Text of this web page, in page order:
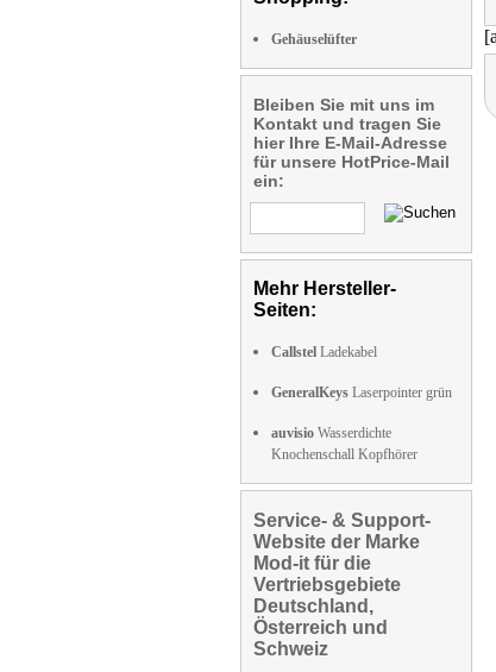
Gehäuselüfter
Bleiben Sie mit uns im
Kontakt und tragen Sie
hier Ihre E-Mail-Adresse
für unsere HotPrice-Mail
ein:
Mehr Hersteller-
Seiten:
Callstel Ladekabel
GeneralKeys Laserpointer grün
auvisio Wasserdichte
Knochenschall Kopfhörer
Service- & Support-
Website der Marke
Mod-it für die
Vertriebsgebiete
Deutschland,
Österreich und
Schweiz